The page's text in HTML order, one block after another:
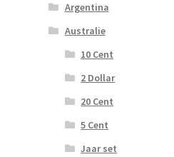
Argentina
Australie
10 Cent
2 Dollar
20 Cent
5 Cent
Jaar set